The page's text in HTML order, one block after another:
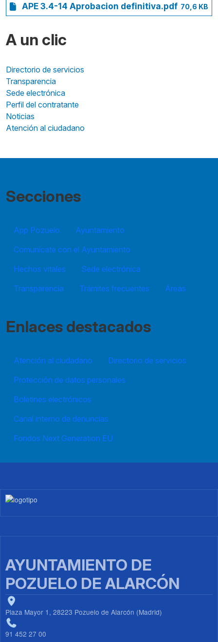
APE 3.4-14 Aprobacion definitiva.pdf 70,6 KB
A un clic
Directorio de servicios
Transparencia
Sede electrónica
Perfil del contratante
Noticias
Atención al ciudadano
Secciones
App Pozuelo
Ayuntamiento
Comunícate con el Ayuntamiento
Hechos vitales
Sede electrónica
Transparencia
Trámites frecuentes Áreas
Enlaces destacados
Atención al ciudadano
Directorio de servicios
Protección de datos personales
Boletines electrónicos
Canal interno de denuncias
Fondos Next Generation EU
Imagen
AYUNTAMIENTO DE
POZUELO DE ALARCÓN
Plaza Mayor 1, 28223 Pozuelo de Alarcón (Madrid)
91 452 27 00